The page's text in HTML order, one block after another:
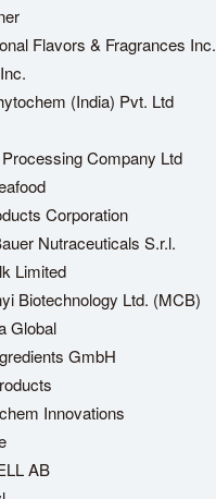
Flavors & Fragrances Inc.
(India) Pvt. Ltd
Company Ltd
Corporation
Nutraceuticals S.r.l.
Limited
Biotechnology Ltd. (MCB)
Global
GmbH
Innovations
AB